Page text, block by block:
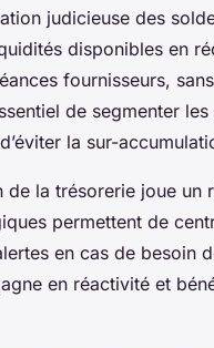
judicieuse des
disponibles en
fournisseurs,
de segmenter les
la sur-
de la trésorerie joue
permettent de
en cas de besoin
en réactivité et